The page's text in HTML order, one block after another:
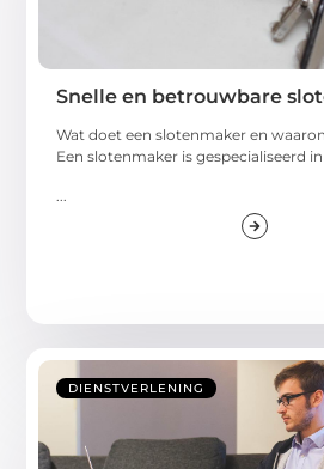
Snelle en betrouwbare
Wat doet een slotenmaker en
Een slotenmaker is gespecialiseerd
DIENSTVERLENING